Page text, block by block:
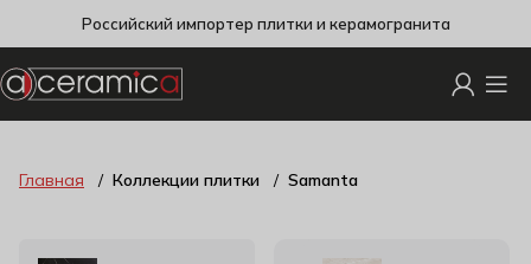
Российский импортер плитки и керамогранита
Главная Коллекции плитки Samanta